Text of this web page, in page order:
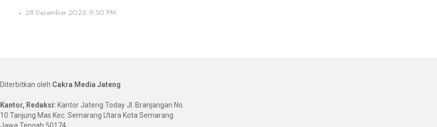
28 Desember 2023, 9:50 PM
Diterbitkan oleh Cakra Media Jateng
Kantor, Redaksi: Kantor Jateng Today Jl. Branjangan No.
10 Tanjung Mas Kec. Semarang Utara Kota Semarang